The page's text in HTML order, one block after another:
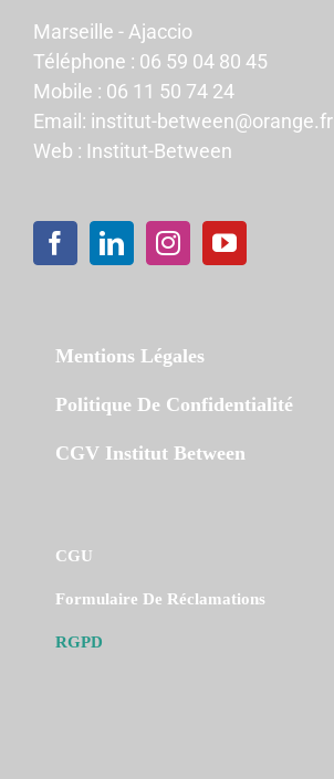
Marseille - Ajaccio
Téléphone : 06 59 04 80 45
Mobile : 06 11 50 74 24
Email: institut-between@orange.fr
Web : Institut-Between
Mentions Légales
Politique De Confidentialité
CGV Institut Between
CGU
Formulaire De Réclamations
RGPD